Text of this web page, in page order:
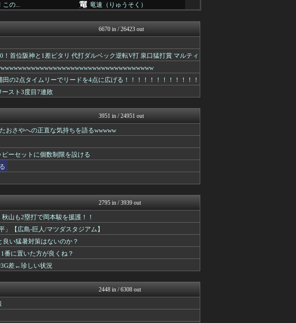
この...
竜速（りゅうそく）
ツバメ速報＠ヤクルトスワロ...
うとしてしまうｗ...
なんJ（まとめては）いかん...
鷹速@ホークスまとめブログ
ン中山も…サッカー...
footballnet【サ...
3差 今季9...
なんじぇいスタジアム＠なん...
阪神タイガースちゃんねる
ファイターズ王国＠日ハムま...
8/6
ファイターズ王国＠日ハムま...
【サッカー まとめ】サカラ...
ツーベースで...
なんじぇいスタジアム＠なん...
数制限を設ける
なんJ PRIDE
先...
ベイスターズ速報＠なんJ
なんJ（まとめては）いかん...
瞬間の反応まとめ...
ファイターズ王国＠日ハムま...
判「自分からやめ...
WorldFootball...
なんJ PRIDE
てしまうｗｗｗｗ...
【サッカー まとめ】サカラ...
戦1回7失点で...
なんJ PRIDE
戻って腕立て5...
ベック獲得を発...
Samurai GOAL
鷹速@ホークスまとめブログ
ソフトバンク戦｜...
ファイターズ王国＠日ハムま...
国人審判に性接待...
【サッカー まとめ】サカラ...
ト「律儀に誕プレ...
WorldFootball...
6670 in / 26423 out
！首位阪神と1差ピタリ 代打ダルベック逆転V打 泉口猛打賞 マルティ
の2点タイムリーでリードを4点に広げる！！！！！！！！！！！！
スト3度目7連敗
3951 in / 24951 out
おさやへの正直な気持ちを語るwwwww
ーセットに個数制限を設ける
2795 in / 3939 out
山も2塁打で岡本駿を援護！！
」【広島-巨人/マツダスタジアム】
い猛暑対策はないのか？
番に置いた方が良くね？
3G差←珍しい状況
2448 in / 6308 out